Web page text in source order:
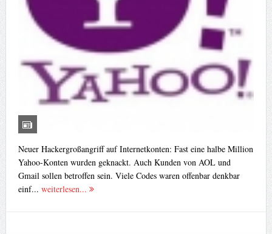
Neuer Hackergroßangriff auf Internetkonten: Fast eine halbe Million
Yahoo-Konten wurden geknackt. Auch Kunden von AOL und
Gmail sollen betroffen sein. Viele Codes waren offenbar denkbar
einf... weiterlesen...